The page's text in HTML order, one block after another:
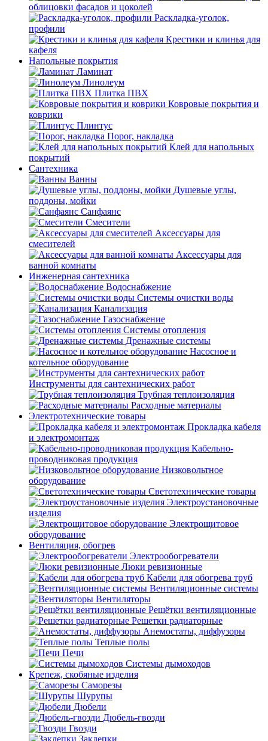
облицовки фасадов и цоколей
Раскладка-уголок,
профили
Крестики и клинья для
кафеля
Напольные покрытия
Ламинат
Линолеум
Плитка ПВХ
Ковровые покрытия и
коврики
Плинтус
Порог, накладка
Клей для напольных
покрытий
Сантехника
Ванны
Душевые углы,
поддоны, мойки
Санфаянс
Смесители
Аксессуары для
смесителей
Аксессуары для
ванной комнаты
Инженерная сантехника
Водоснабжение
Системы очистки воды
Канализация
Газоснабжение
Системы отопления
Дренажные системы
Насосное и
котельное оборудование
Инструменты для сантехнических работ
Трубная теплоизоляция
Расходные материалы
Электротехнические товары
Прокладка кабеля
и электромонтаж
Кабельно-
проводниковая продукция
Низковольтное
оборудование
Светотехнические товары
Электроустановочные
изделия
Электрощитовое
оборудование
Вентиляция, обогрев
Электрообогреватели
Люки ревизионные
Кабели для обогрева труб
Вентиляционные системы
Вентиляторы
Решётки вентиляционные
Решетки радиаторные
Анемостаты, диффузоры
Теплые полы
Печи
Системы дымоходов
Крепеж, скобяные изделия
Саморезы
Шурупы
Дюбели
Дюбель-гвозди
Гвозди
Заклепки